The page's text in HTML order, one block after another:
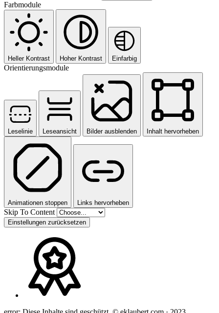
Farbmodule
Heller Kontrast Hoher Kontrast Einfarbig
Orientierungsmodule
Leselinie Leseansicht Bilder ausblenden Inhalt hervorheben
Animationen stoppen Links hervorheben
Skip To Content
Einstellungen zurücksetzen